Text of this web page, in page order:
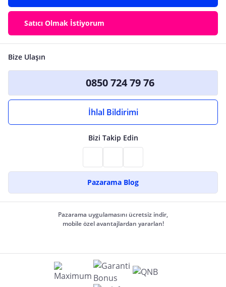
Satıcı Olmak İstiyorum
Bize Ulaşın
0850 724 79 76
İhlal Bildirimi
Bizi Takip Edin
Pazarama Blog
Pazarama uygulamasını ücretsiz indir,
mobile özel avantajlardan yararlan!